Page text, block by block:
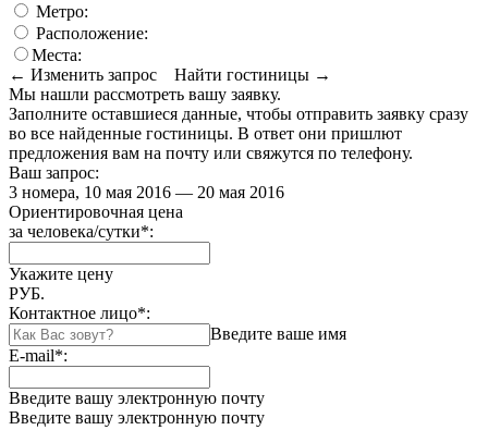
Метро:
Расположение:
Места:
← Изменить запрос
Найти гостиницы →
Мы нашли рассмотреть вашу заявку.
Заполните оставшиеся данные, чтобы отправить заявку сразу
во все найденные гостиницы. В ответ они пришлют
предложения вам на почту или свяжутся по телефону.
Ваш запрос:
3 номера, 10 мая 2016 — 20 мая 2016
Ориентировочная цена
за человека/сутки*:
Укажите цену
РУБ.
Контактное лицо*:
Введите ваше имя
E-mail*:
Введите вашу электронную почту
Введите вашу электронную почту